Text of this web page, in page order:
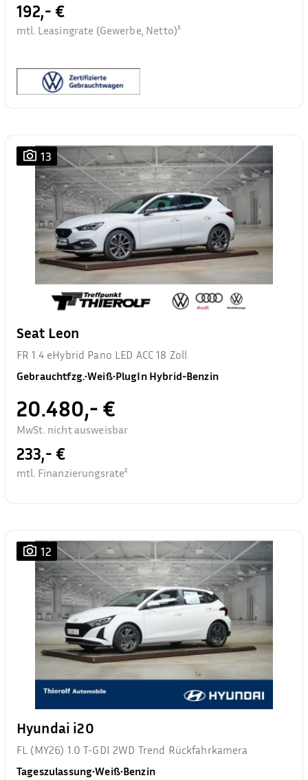
192,- €
mtl. Leasingrate (Gewerbe, Netto)³
13
Seat Leon
FR 1.4 eHybrid Pano LED ACC 18 Zoll
Gebrauchtfzg.•Weiß•PlugIn Hybrid-Benzin
20.480,- €
MwSt. nicht ausweisbar
233,- €
mtl. Finanzierungsrate²
12
Hyundai i20
FL (MY26) 1.0 T-GDI 2WD Trend Rückfahrkamera
Tageszulassung•Weiß•Benzin